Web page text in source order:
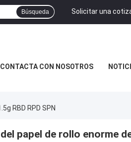
Solicitar una
Búsqueda
CONTACTA CON NOSOTROS
RBD RPD SPN
papel de rollo enorme